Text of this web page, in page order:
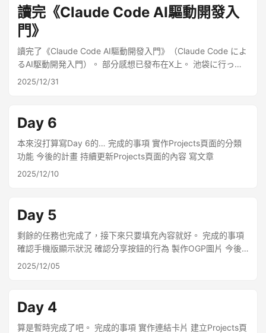
台演講的機會，以及當天與我交流的每一位。 如果有下次機會
能將這次的反省付諸實踐，我將全力準備以呈現一場好的演
講。
アップしてもらってリバイバルしたものです。… — びーぐる
/ Beagle Works (@beagle_dog_inu) December 28, 2025
（因為被省略了所以在這裡補充） 「這是以前自己做的開源專
案，在Claude Code的全面支援下復活的版本。現在類似的工
具很多並不稀奇，但想用現在的技術重新做一次作為學習，所
以發布了。」 デバイス間テキスト共有サービス
Setsunahttps://t.co/hjaJEAeu8ehttps://t.co/8VPNjyX0K7 バ
げで丸2日くらいで終わりました。確かに作業効率10倍くらい
(@beagle_dog_inu) December 29, 2025 原本是用（大概是）
Node + Express + Socket.IO和Vue之類的技術棧建立的同名
個人開發專案，但因為無法修復一些小bug，又不想放著不完整
的是開發速度。27號開始製作，28號發布v1.0.0，29號的
度，真的感覺（特別是在編碼階段）已經不是人類能出場的
了。 如果想到好的功能，會持續進行改進。
讀完《Claude Code AI驅動開發入
門》
讀完了《Claude Code AI驅動開發入門》（Claude Code によ
るAI駆動開発入門）。 部分感想已發布在X上。 池袋に行った
のでジュンク堂でClaude CodeによるAI駆動開発入門、買い
くるだけで何かしら発見があるようなイメージ。
pic.twitter.com/fUPNrjwPQz — びーぐる / Beagle Works
(@beagle_dog_inu) December 10, 2025 既にほとんど知って
いる事柄に関して、他の人の異なるアプローチや考え方にふ
れる、記事や書籍を読む、ってのは本当によいことで。 新た
深まり言語化もうまくなる。 — びーぐる / Beagle Works
(@beagle_dog_inu) December 20, 2025 前幾天參加Claude
Code Meetup Tokyo時，也向多位朋友分享了這本書的優點。
Claude Code Meetup Tokyo · Luma
般的方式涵蓋Claude Code的基礎之外，最大的價值在於能看
解「他在想什麼」。即使是已經很熟悉Claude Code的人，從
這個角度來閱讀這本書也會收穫良多。我自己也學到了很多。
而且，我竟然有幸直接見到了作者平川先生本人並與他交流！
2025/12/31
Day 6
本來沒打算寫Day 6的… 完成的事項 實作Projects頁面的分類
功能 今後的計畫 持續更新Projects頁面的內容 寫文章
2025/12/10
Day 5
剩餘的任務也完成了，接下來只要填充內容就好。 完成的事項
確認手機版顯示狀況 確認分享按鈕的行為 製作OGP圖片 今後
的計畫 撰寫Projects頁面的內容
2025/12/05
Day 4
算是暫時完成了吧。 完成的事項 實作連結卡片 建立Projects頁